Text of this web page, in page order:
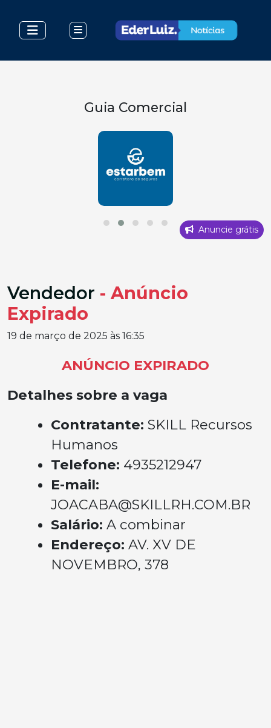
Guia Comercial
Anuncie grátis
Vendedor - Anúncio
Expirado
19 de março de 2025 às 16:35
ANÚNCIO EXPIRADO
Detalhes sobre a vaga
Contratante: SKILL Recursos
Humanos
Telefone: 4935212947
E-mail:
JOACABA@SKILLRH.COM.BR
Salário: A combinar
Endereço: AV. XV DE
NOVEMBRO, 378